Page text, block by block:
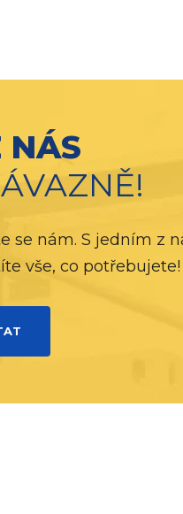
NÁS
se nám. S jedním z
vše, co potřebujete!